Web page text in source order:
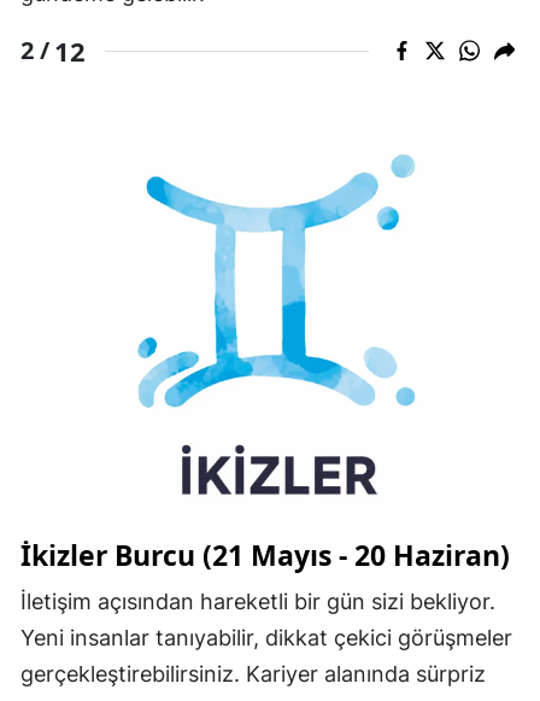
2 /12
İkizler Burcu (21 Mayıs - 20 Haziran)
İletişim açısından hareketli bir gün sizi bekliyor.
Yeni insanlar tanıyabilir, dikkat çekici görüşmeler
gerçekleştirebilirsiniz. Kariyer alanında sürpriz